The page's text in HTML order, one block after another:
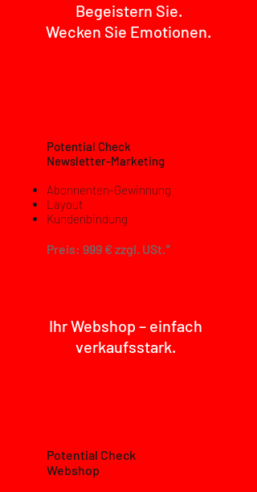
Begeistern Sie.
Wecken Sie Emotionen.
Potential Check
Newsletter-Marketing
Abonnenten-Gewinnung
Layout
Kundenbindung
Preis: 999 € zzgl. USt.*
Ihr Webshop – einfach
verkaufsstark.
Potential Check
Webshop